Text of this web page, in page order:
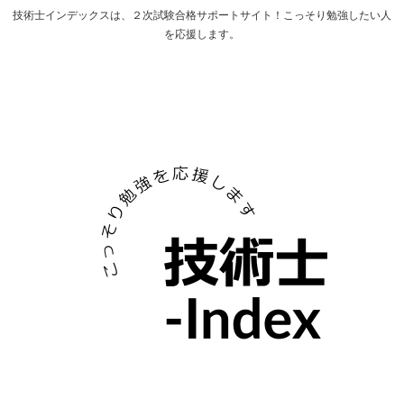
技術士インデックスは、２次試験合格サポートサイト！こっそり勉強したい人
を応援します。